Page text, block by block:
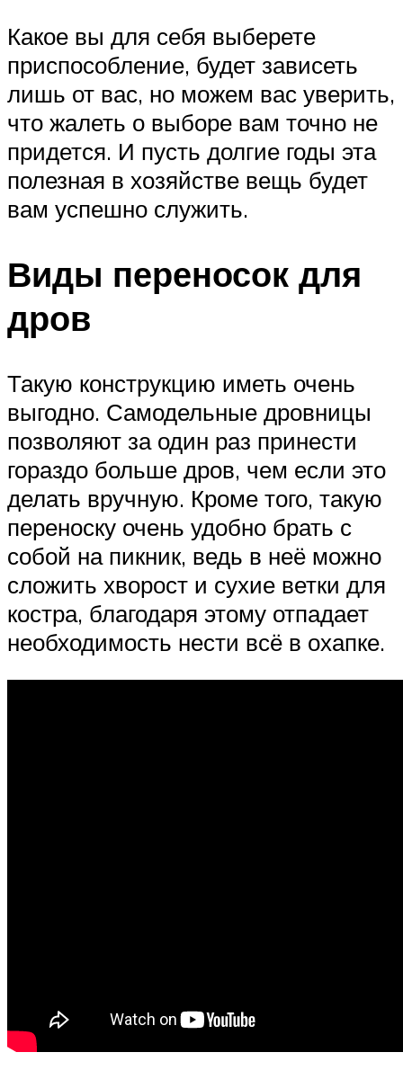
Какое вы для себя выберете
приспособление, будет зависеть
лишь от вас, но можем вас уверить,
что жалеть о выборе вам точно не
придется. И пусть долгие годы эта
полезная в хозяйстве вещь будет
вам успешно служить.
Виды переносок для
дров
Такую конструкцию иметь очень
выгодно. Самодельные дровницы
позволяют за один раз принести
гораздо больше дров, чем если это
делать вручную. Кроме того, такую
переноску очень удобно брать с
собой на пикник, ведь в неё можно
сложить хворост и сухие ветки для
костра, благодаря этому отпадает
необходимость нести всё в охапке.